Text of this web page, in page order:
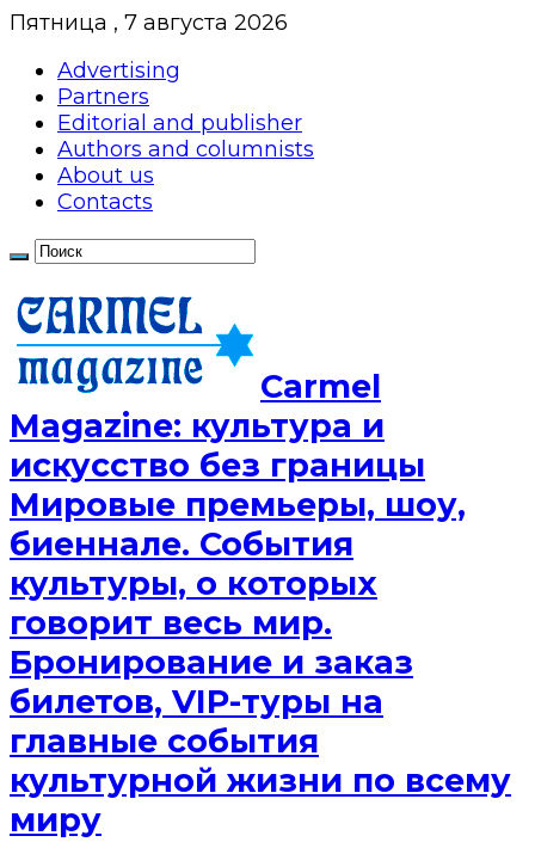
Пятница , 7 августа 2026
Advertising
Partners
Editorial and publisher
Authors and columnists
About us
Contacts
Сarmel
Magazine: культура и
искусство без границы
Мировые премьеры, шоу,
биеннале. События
культуры, о которых
говорит весь мир.
Бронирование и заказ
билетов, VIP-туры на
главные события
культурной жизни по всему
миру